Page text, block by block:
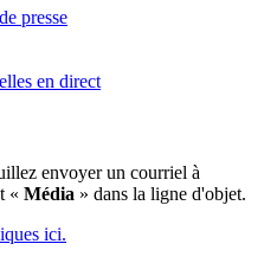
presse
en direct
envoyer un courriel à
« Média » dans la ligne d'objet.
ici.